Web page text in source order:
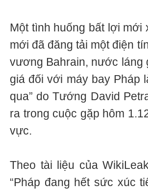
Một tình huống bất lợi
mới đã đăng tải một điện
vương Bahrain, nước láng
giá đối với máy bay Pháp
qua” do Tướng David
ra trong cuộc gặp hôm
vực.
Theo tài liệu của
“Pháp đang hết sức xúc